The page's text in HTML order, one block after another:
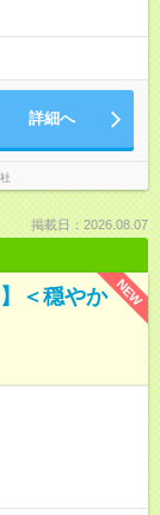
詳細へ
掲載日：2026.08.07
NEW
＜穏やか